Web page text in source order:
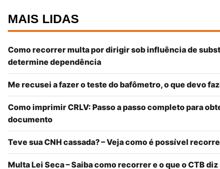
MAIS LIDAS
Como recorrer multa por dirigir sob influência de
determine dependência
Me recusei a fazer o teste do bafômetro, o que devo
Como imprimir CRLV: Passo a passo completo para
documento
Teve sua CNH cassada? – Veja como é possível
Multa Lei Seca – Saiba como recorrer e o que o CTB